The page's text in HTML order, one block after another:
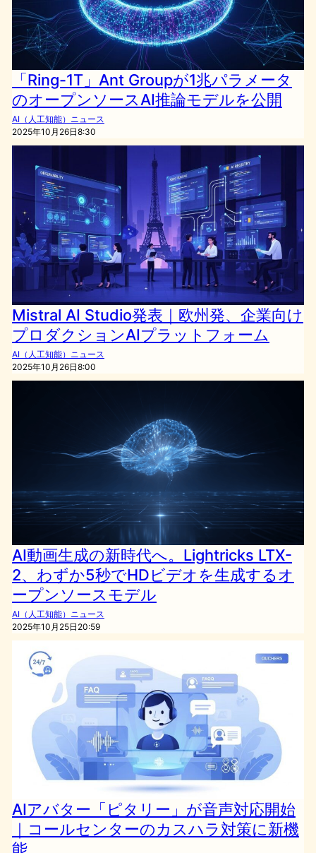
「Ring-1T」Ant Groupが1兆パラメータ
のオープンソースAI推論モデルを公開
AI（人工知能）ニュース
2025年10月26日8:30
Mistral AI Studio発表｜欧州発、企業向け
プロダクションAIプラットフォーム
AI（人工知能）ニュース
2025年10月26日8:00
AI動画生成の新時代へ。Lightricks LTX-
2、わずか5秒でHDビデオを生成するオ
ープンソースモデル
AI（人工知能）ニュース
2025年10月25日20:59
AIアバター「ピタリー」が音声対応開始
｜コールセンターのカスハラ対策に新機
能